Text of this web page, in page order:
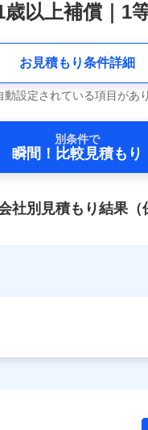
歳以上補償｜1
お見積もり条件詳細
動設定されている項目があ
別条件で
瞬間！比較見積もり
社別見積もり結果（